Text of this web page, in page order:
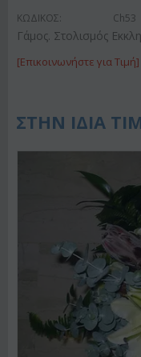
ΚΩΔΙΚΟΣ: Ch53
Γάμος. Στολισμός
[Επικοινωνήστε για Τιμή]
ΣΤΗΝ ΙΔΙΑ